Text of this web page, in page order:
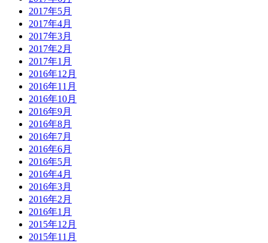
2017年5月
2017年4月
2017年3月
2017年2月
2017年1月
2016年12月
2016年11月
2016年10月
2016年9月
2016年8月
2016年7月
2016年6月
2016年5月
2016年4月
2016年3月
2016年2月
2016年1月
2015年12月
2015年11月